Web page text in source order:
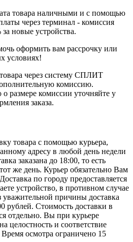
товара наличными и с помощью
через терминал - комиссия
новые устройства.
оформить вам рассрочку или
условиях!
через систему СПЛИТ
комиссию.
размере комиссии уточняйте у
заказа.
товара с помощью курьера,
адресу в любой день недели
заказана до 18:00, то есть
же день. Курьер обязательно Вам
по городу предоставляется
устройство, в противном случае
уважительной причины доставка
рублей. Стоимость доставки в
отдельно. Вы при курьере
целостность и соответствие
осмотра ограничено 15